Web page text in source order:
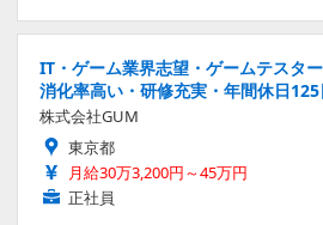
IT・ゲーム業界志望・ゲームテスタ
消化率高い・研修充実・年間休日
株式会社GUM
東京都
月給30万3,200円～45万円
正社員